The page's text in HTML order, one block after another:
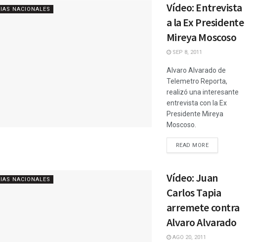
NACIONALES
Vídeo: Entrevista
a la Ex Presidente
Mireya Moscoso
SEP 8, 2011
Alvaro Alvarado de
Telemetro Reporta,
realizó una interesante
entrevista con la Ex
Presidente Mireya
Moscoso.
READ MORE
NACIONALES
Vídeo: Juan
Carlos Tapia
arremete contra
Alvaro Alvarado
AGO 20, 2011